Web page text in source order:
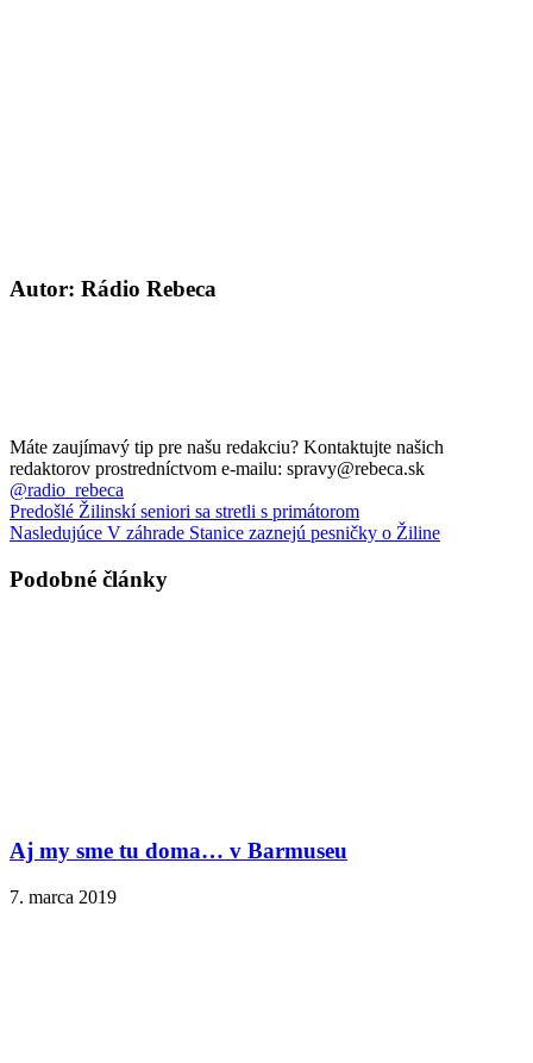
Autor: Rádio Rebeca
Máte zaujímavý tip pre našu redakciu? Kontaktujte našich
redaktorov prostredníctvom e-mailu: spravy@rebeca.sk
@radio_rebeca
Predošlé Žilinskí seniori sa stretli s primátorom
Nasledujúce V záhrade Stanice zaznejú pesničky o Žiline
Podobné články
Aj my sme tu doma… v Barmuseu
7. marca 2019